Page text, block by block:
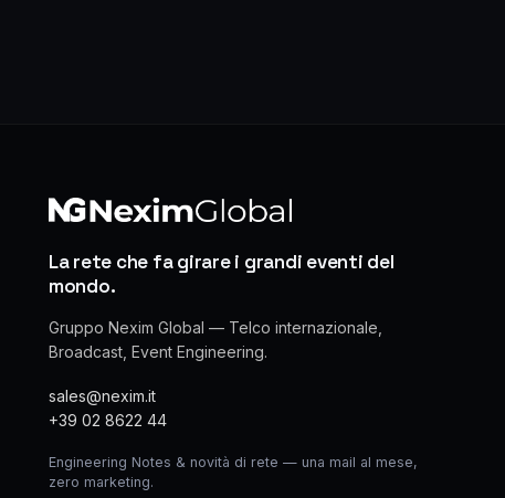
La rete che fa girare i grandi eventi del
mondo.
Gruppo Nexim Global — Telco internazionale,
Broadcast, Event Engineering.
sales@nexim.it
+39 02 8622 44
Engineering Notes & novità di rete — una mail al mese,
zero marketing.